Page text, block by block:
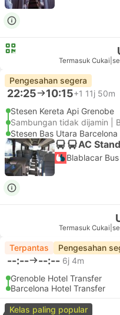
Termasuk Cukai
Pengesahan segera
22:25 10:15+1 11j 50m
Stesen Kereta Api Grenobe
Sambungan tidak dijamin |
Stesen Bas Utara Barcelona
AC
Blablacar Bus
Termasuk Cukai
Terpantas Pengesahan
--:-- --:-- 6j 4m
Grenoble Hotel Transfer
Barcelona Hotel Transfer
Kelas paling popular